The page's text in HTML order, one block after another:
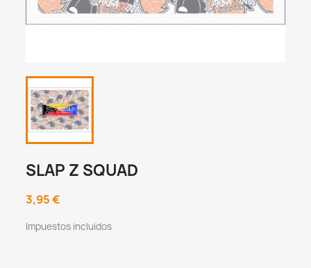
SLAP Z SQUAD
3,95 €
Impuestos incluidos